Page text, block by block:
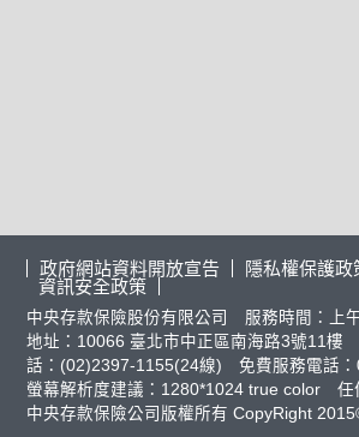
政府網站資料開放宣告 隱私權保護政
資訊安全政策
中央存款保險股份有限公司 服務時間：上
地址：10066 臺北市中正區南海路3號11樓
話：(02)2397-1155(24線) 免費服務電話
螢幕解析度建議：1280*1024 true color 任
中央存款保險公司版權所有 CopyRight